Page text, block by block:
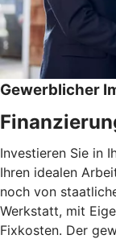
Gewerblicher
Investieren Sie in
Ihren idealen
noch von
Werkstatt, mit
Fixkosten. Der